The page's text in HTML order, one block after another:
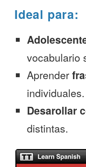
Ideal para:
vocabulario
Aprender
individuales.
Desarollar
distintas.